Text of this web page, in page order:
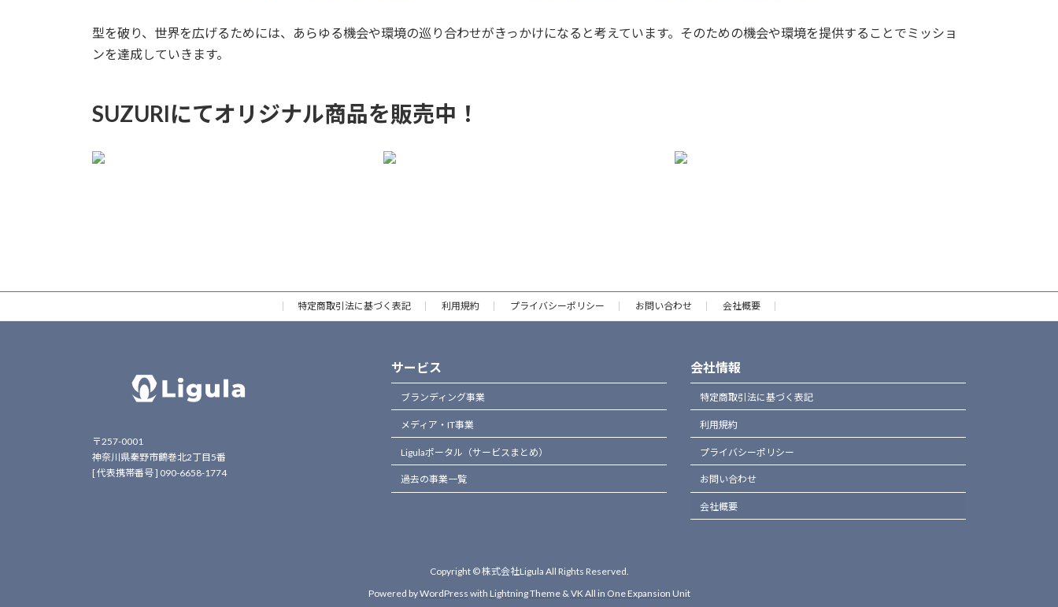
型を破り、世界を広げるためには、あらゆる機会や環境の巡り合わせがきっかけになると考えています。そのための機会や環境を提供することでミッショ
ンを達成していきます。
SUZURIにてオリジナル商品を販売中！
特定商取引法に基づく表記 利用規約 プライバシーポリシー お問い合わせ 会社概要
〒257-0001
神奈川県秦野市鶴巻北2丁目5番
[ 代表携帯番号 ] 090-6658-1774
サービス
ブランディング事業
メディア・IT事業
Ligulaポータル（サービスまとめ）
過去の事業一覧
会社情報
特定商取引法に基づく表記
利用規約
プライバシーポリシー
お問い合わせ
会社概要
Copyright © 株式会社Ligula All Rights Reserved.
Powered byWordPress with Lightning Theme&VK All in One Expansion Unit